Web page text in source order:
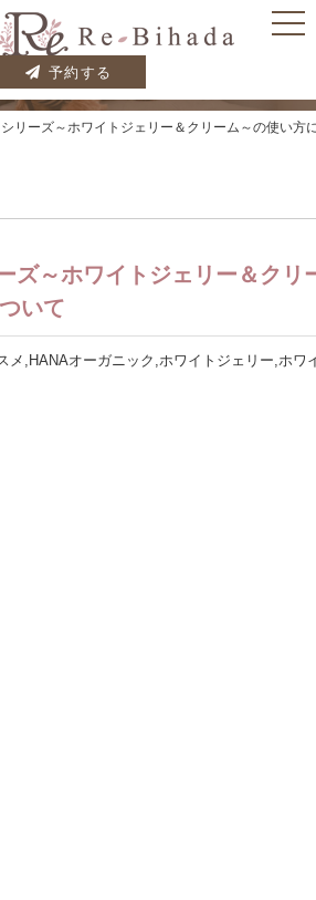
予約する
BLOG
リーズ～ホワイトジェリー＆クリーム～の使い方
ズ～ホワイトジェリー＆クリ
いて